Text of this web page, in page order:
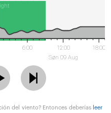
6:00
12:00
Søn 09 Aug
18:00
del viento? Entonces deberías leer